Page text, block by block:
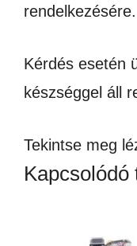
rendelkezésére.
Kérdés esetén
készséggel áll
Tekintse meg
Kapcsolódó